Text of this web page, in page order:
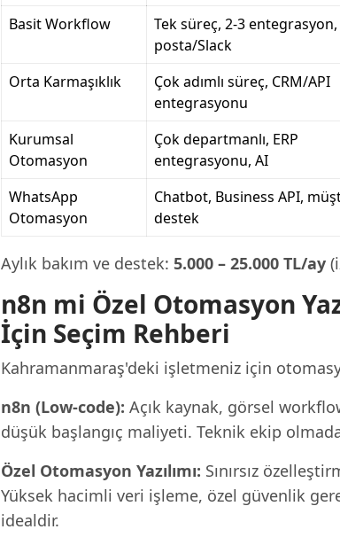
Basit Workflow
Tek süreç, 2-3 entegrasyon,
posta/Slack
Orta Karmaşıklık
Çok adımlı süreç, CRM/API
entegrasyonu
Kurumsal
Otomasyon
Çok departmanlı, ERP
entegrasyonu, AI
WhatsApp
Otomasyon
Chatbot, Business API,
destek
Aylık bakım ve destek: 5.000 – 25.000 TL/ay
n8n mi Özel Otomasyon
İçin Seçim Rehberi
Kahramanmaraş'deki işletmeniz için
n8n (Low-code): Açık kaynak, görsel
düşük başlangıç maliyeti. Teknik ekip
Özel Otomasyon Yazılımı: Sınırsız
Yüksek hacimli veri işleme, özel güvenlik
idealdir.